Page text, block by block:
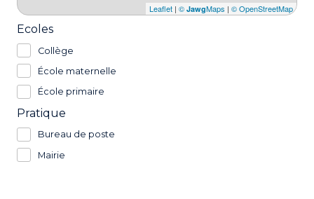
Leaflet | © JawgMaps | © OpenStreetMap
Ecoles
Collège
École maternelle
École primaire
Pratique
Bureau de poste
Mairie